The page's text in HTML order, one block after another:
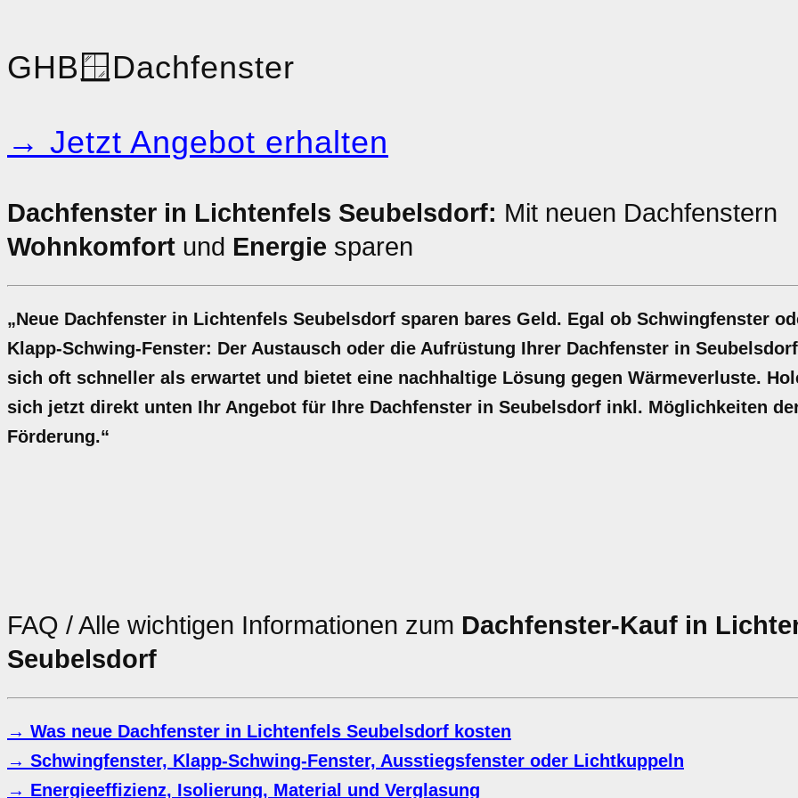
GHB🪟 Dachfenster
→ Jetzt Angebot erhalten
Dachfenster in Lichtenfels Seubelsdorf: Mit neuen Dachfenstern
Wohnkomfort und Energie sparen
„Neue Dachfenster in Lichtenfels Seubelsdorf sparen bares Geld. Egal ob Schwingfenster
Klapp-Schwing-Fenster: Der Austausch oder die Aufrüstung Ihrer Dachfenster in
sich oft schneller als erwartet und bietet eine nachhaltige Lösung gegen Wärmeverluste.
sich jetzt direkt unten Ihr Angebot für Ihre Dachfenster in Seubelsdorf inkl. Möglichkeiten
Förderung.“
FAQ / Alle wichtigen Informationen zum Dachfenster-Kauf in
Seubelsdorf
→ Was neue Dachfenster in Lichtenfels Seubelsdorf kosten
→ Schwingfenster, Klapp-Schwing-Fenster, Ausstiegsfenster oder Lichtkuppeln
→ Energieeffizienz, Isolierung, Material und Verglasung